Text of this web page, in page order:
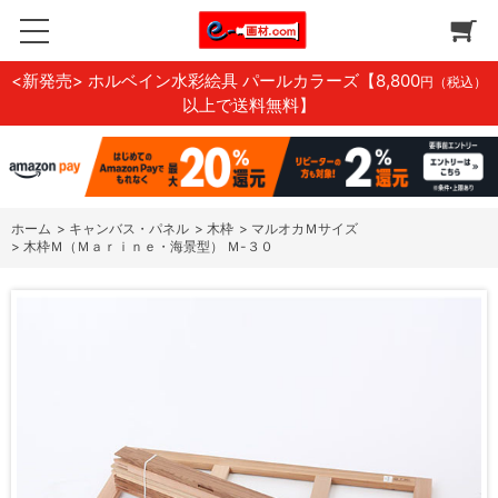
<新発売> ホルベイン水彩絵具 パールカラーズ 【8,800円（税込）
以上で送料無料】
ホーム > キャンバス・パネル > 木枠 > マルオカＭサイズ
> 木枠Ｍ（Ｍａｒｉｎｅ・海景型） Ｍ-３０